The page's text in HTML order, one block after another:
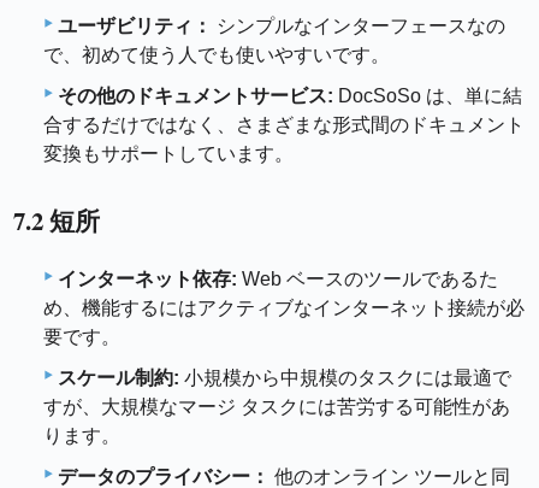
ユーザビリティ：
シンプルなインターフェースなの
で、初めて使う人でも使いやすいです。
その他のドキュメントサービス: DocSoSo は、単に結
合するだけではなく、さまざまな形式間のドキュメント
変換もサポートしています。
7.2 短所
インターネット依存: Web ベースのツールであるた
め、機能するにはアクティブなインターネット接続が必
要です。
スケール制約: 小規模から中規模のタスクには最適で
すが、大規模なマージ タスクには苦労する可能性があ
ります。
データのプライバシー： 他のオンライン ツールと同